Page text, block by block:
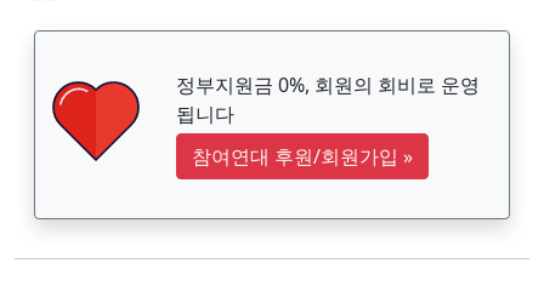
정부지원금 0%, 회원의 회비로 운영
됩니다
참여연대 후원/회원가입 »